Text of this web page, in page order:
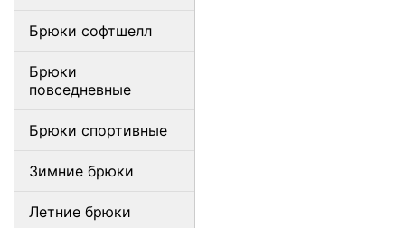
Брюки софтшелл
Брюки
повседневные
Брюки спортивные
Зимние брюки
Летние брюки